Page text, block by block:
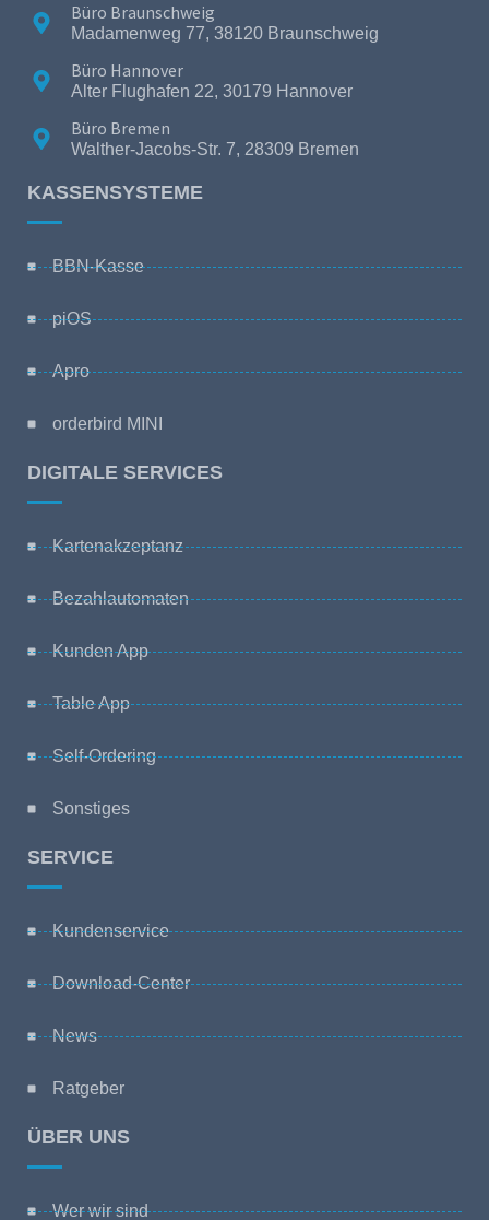
Büro Braunschweig
Madamenweg 77, 38120 Braunschweig
Büro Hannover
Alter Flughafen 22, 30179 Hannover
Büro Bremen
Walther-Jacobs-Str. 7, 28309 Bremen
KASSENSYSTEME
BBN-Kasse
piOS
Apro
orderbird MINI
DIGITALE SERVICES
Kartenakzeptanz
Bezahlautomaten
Kunden App
Table App
Self-Ordering
Sonstiges
SERVICE
Kundenservice
Download-Center
News
Ratgeber
ÜBER UNS
Wer wir sind